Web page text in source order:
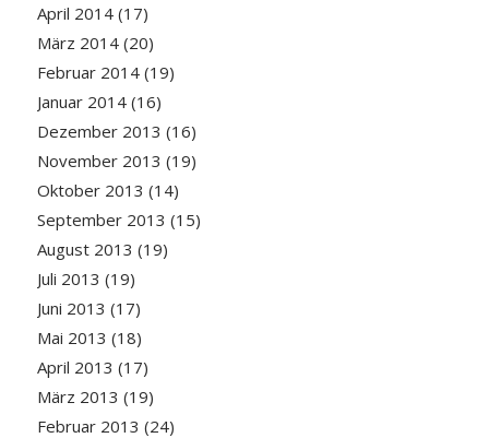
April 2014(17)
März 2014(20)
Februar 2014(19)
Januar 2014(16)
Dezember 2013 (16)
November 2013 (19)
Oktober 2013 (14)
September 2013 (15)
August 2013 (19)
Juli 2013 (19)
Juni 2013 (17)
Mai 2013 (18)
April 2013 (17)
März 2013 (19)
Februar 2013 (24)